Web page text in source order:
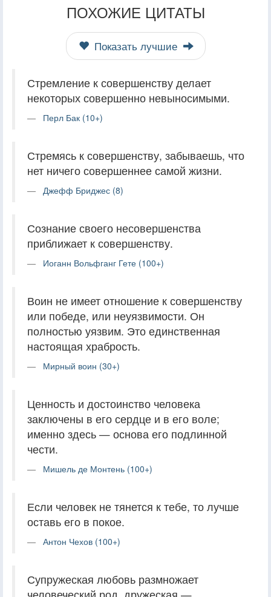
ПОХОЖИЕ ЦИТАТЫ
Показать лучшие
Стремление к совершенству делает
некоторых совершенно невыносимыми.
Перл Бак (10+)
Стремясь к совершенству, забываешь, что
нет ничего совершеннее самой жизни.
Джефф Бриджес (8)
Сознание своего несовершенства
приближает к совершенству.
Иоганн Вольфганг Гете (100+)
Воин не имеет отношение к совершенству
или победе, или неуязвимости. Он
полностью уязвим. Это единственная
настоящая храбрость.
Мирный воин (30+)
Ценность и достоинство человека
заключены в его сердце и в его воле;
именно здесь — основа его подлинной
чести.
Мишель де Монтень (100+)
Если человек не тянется к тебе, то лучше
оставь его в покое.
Антон Чехов (100+)
Супружеская любовь размножает